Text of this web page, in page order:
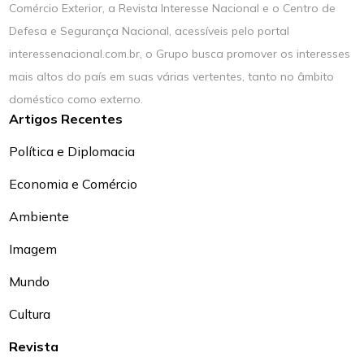
Comércio Exterior, a Revista Interesse Nacional e o Centro de
Defesa e Segurança Nacional, acessíveis pelo portal
interessenacional.com.br, o Grupo busca promover os interesses
mais altos do país em suas várias vertentes, tanto no âmbito
doméstico como externo.
Artigos Recentes
Política e Diplomacia
Economia e Comércio
Ambiente
Imagem
Mundo
Cultura
Revista